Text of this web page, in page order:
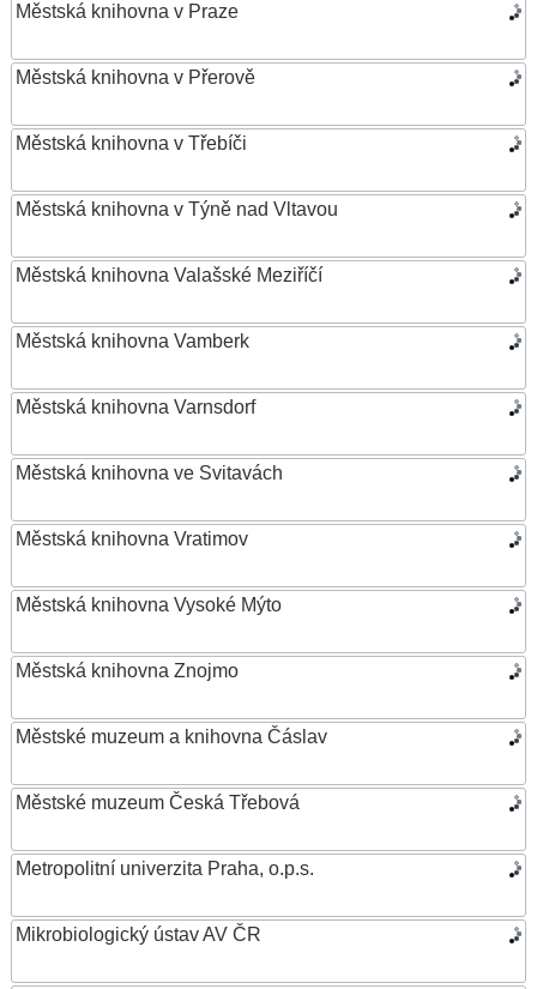
Městská knihovna v Praze
Městská knihovna v Přerově
Městská knihovna v Třebíči
Městská knihovna v Týně nad Vltavou
Městská knihovna Valašské Meziříčí
Městská knihovna Vamberk
Městská knihovna Varnsdorf
Městská knihovna ve Svitavách
Městská knihovna Vratimov
Městská knihovna Vysoké Mýto
Městská knihovna Znojmo
Městské muzeum a knihovna Čáslav
Městské muzeum Česká Třebová
Metropolitní univerzita Praha, o.p.s.
Mikrobiologický ústav AV ČR